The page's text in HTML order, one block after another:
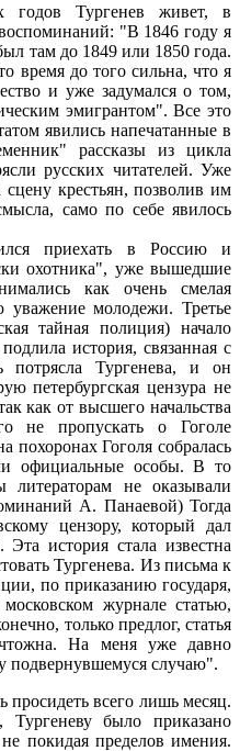
Тургенев живет, в
"В 1846 году я
там до 1849 или 1850 года.
время до того сильна, что я
и уже задумался о том,
эмигрантом". Все это
явились напечатанные в
рассказы из цикла
русских читателей. Уже
крестьян, позволив им
само по себе явилось
приехать в Россию и
охотника", уже вышедшие
как очень смелая
уважение молодежи. Третье
тайная полиция) начало
история, связанная с
потрясла Тургенева, и он
петербургская цензура не
как от высшего начальства
не пропускать о Гоголе
похоронах Гоголя собралась
официальные особы. В то
литераторам не оказывали
А. Панаевой) Тогда
цензору, который дал
история стала известна
Тургенева. Из письма к
по приказанию государя,
журнале статью,
только предлог, статья
На меня уже давно
подвернувшемуся случаю".
всего лишь месяц.
Тургеневу было приказано
покидая пределов имения.